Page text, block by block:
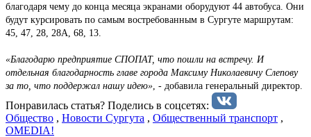
благодаря чему до конца месяца экранами оборудуют 44 автобуса. Они
будут курсировать по самым востребованным в Сургуте маршрутам:
45, 47, 28, 28А, 68, 13.
«Благодарю предприятие СПОПАТ, что пошли на встречу. И
отдельная благодарность главе города Максиму Николаевичу Слепову
за то, что поддержал нашу идею» , - добавила генеральный директор.
Понравилась статья? Поделиcь в соцсетях:
Общество , Новости Сургута , Общественный транспорт ,
OMEDIA!